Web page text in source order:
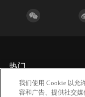
热门
我们使用 Cookie 以允
容和广告、提供社交